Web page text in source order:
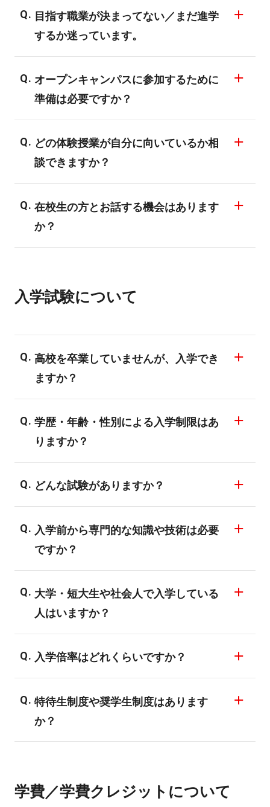
で、予めお問い合わせください。
ンでもご参加いただくことも可能です。ま
た、交通費支援や無料の宿泊体験もござい
ます。詳細については各校にお問い合わせ
ください。
目指す職業が決まってない／まだ進学
するか迷っています。
たいという方のために、学校説明だけでな
く、専門のスタッフが、業界動向や職種毎
の詳しい仕事内容、求められるスキルや給
与などについてわかりやすく説明していま
す。お気軽にオープンキャンパスにご参加
いただき、相談してみてください。
オープンキャンパスに参加するために
準備は必要ですか？
結構です。当日メモなどをしたい方は筆記
用具のみご持参下さい。
どの体験授業が自分に向いているか相
談できますか？
イダンスでご相談下さい。業界の相談から
適性や入試の事までご相談に乗っておりま
すので気軽にご参加下さい。
在校生の方とお話する機会はあります
か？
ントとして体験授業に参加するので授業中
す。
入学試験について
高校を卒業していませんが、入学でき
ますか？
上の方であれば入学できます。ただし、就
職の希望先により高校卒業資格の有無が採
用の基準になる場合もありますので、入学
前にご相談ください。
また、専門スキルの習得と同時に高卒資格
の取得ができる、高等部もあります。詳し
くはバンタンゲームアカデミー高等部のHP
学歴・年齢・性別による入学制限はあ
りますか？
ない未経験者が受験・入学する資格を有し
ます。
・満18歳以上であること（入学する年度の4
月1日時点）
・学歴不問
どんな試験がありますか？
行入試、再進学入試などの入試がありま
す。
それぞれで試験内容が異なりますので、詳
細は入試ページをご覧ください。
入学前から専門的な知識や技術は必要
ですか？
90％が初心者の方です。全ての学部・専攻
が未経験者対応のカリキュラムですので、
基礎からしっかりと技術や知識、プロとし
て考え方などを習得することが可能です。
大学・短大生や社会人で入学している
人はいますか？
学し業界で活躍もしています。在校生にも
大勢おりますので安心してください。
入学倍率はどれくらいですか？
気を重視した面接に重点を置き評価してお
ります。入試方法により内容が異なります
ので詳しくはお問い合わせ下さい。
特待生制度や奨学生制度はあります
か？
す。詳しくはお問い合わせ下さい。
学費／学費クレジットについて